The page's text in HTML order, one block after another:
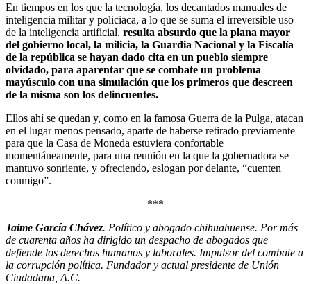
En tiempos en los que la tecnología, los decantados manuales de
inteligencia militar y policiaca, a lo que se suma el irreversible uso
de la inteligencia artificial, resulta absurdo que la plana mayor
del gobierno local, la milicia, la Guardia Nacional y la Fiscalía
de la república se hayan dado cita en un pueblo siempre
olvidado, para aparentar que se combate un problema
mayúsculo con una simulación que los primeros que descreen
de la misma son los delincuentes.
Ellos ahí se quedan y, como en la famosa Guerra de la Pulga, atacan
en el lugar menos pensado, aparte de haberse retirado previamente
para que la Casa de Moneda estuviera confortable
momentáneamente, para una reunión en la que la gobernadora se
mantuvo sonriente, y ofreciendo, eslogan por delante, “cuenten
conmigo”.
***
Jaime García Chávez. Político y abogado chihuahuense. Por más
de cuarenta años ha dirigido un despacho de abogados que
defiende los derechos humanos y laborales. Impulsor del combate a
la corrupción política. Fundador y actual presidente de Unión
Ciudadana, A.C.